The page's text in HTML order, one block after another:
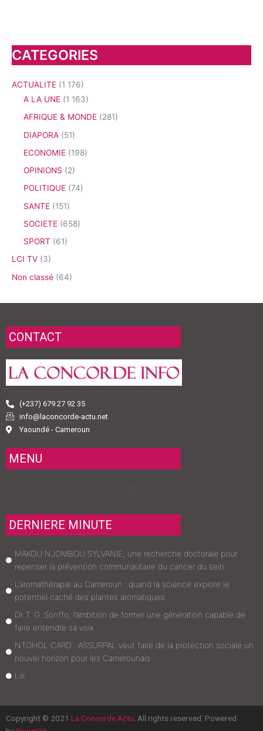
CATEGORIES
ACTUALITE (1 176)
A LA UNE (1 163)
AFRIQUE & MONDE (281)
DIAPORA (51)
ECONOMIE (198)
OPINIONS (2)
POLITIQUE (74)
SANTE (151)
SOCIETE (658)
SPORT (61)
LCI TV (3)
Non classé (64)
CONTACT
(+237) 679 27 92 35
info@laconcorde-actu.net
Yaoundé - Cameroun
MENU
DERNIERE MINUTE
MAKOU NJOMBOU SYLVANIE, une recherche doctorale pour
repenser la prévention communautaire du cancer du sein
L’aromathérapie au Cameroun : quand la science explore le
potentiel caché des plantes aromatiques
Dr T. G. Sonffo, l’ambition de former une génération capable de
faire entendre sa voix
NTOHOL CARD : ASSURPAL veut faire de la protection sociale un
nouvel horizon pour les Camerounais
Lili
Copyright © 2021 La Concorde Actu. All rights reserved. Powered